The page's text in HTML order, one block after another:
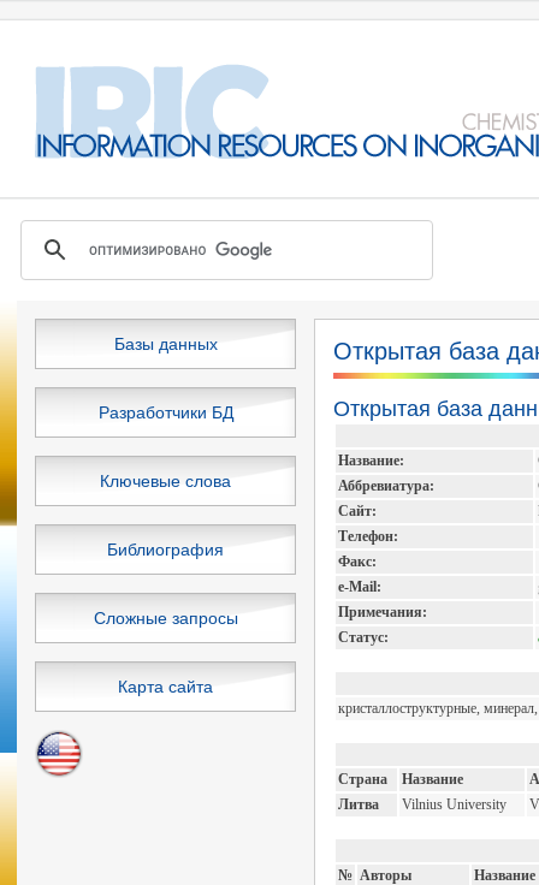
Базы данных
Разработчики БД
Ключевые слова
Библиография
Сложные запросы
Карта сайта
Открытая база
Открытая база
Название:
Аббревиатура:
Сайт:
Телефон:
Факс:
e-Mail:
Примечания:
Статус:
кристаллоструктурные,
Страна Название
Литва
Vilnius University
№ Авторы
Название